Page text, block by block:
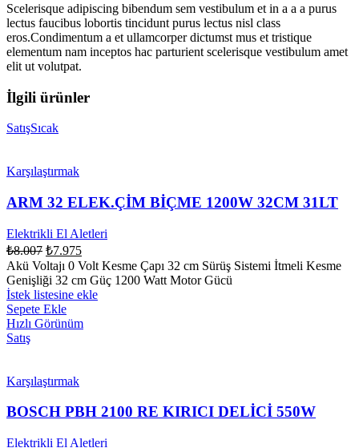
Scelerisque adipiscing bibendum sem vestibulum et in a a a purus
lectus faucibus lobortis tincidunt purus lectus nisl class
eros.Condimentum a et ullamcorper dictumst mus et tristique
elementum nam inceptos hac parturient scelerisque vestibulum amet
elit ut volutpat.
İlgili ürünler
SatışSıcak
Karşılaştırmak
ARM 32 ELEK.ÇİM BİÇME 1200W 32CM 31LT
Elektrikli El Aletleri
₺8.007 ₺7.975
Akü Voltajı 0 Volt Kesme Çapı 32 cm Sürüş Sistemi İtmeli Kesme
Genişliği 32 cm Güç 1200 Watt Motor Gücü
İstek listesine ekle
Sepete Ekle
Hızlı Görünüm
Satış
Karşılaştırmak
BOSCH PBH 2100 RE KIRICI DELİCİ 550W
Elektrikli El Aletleri